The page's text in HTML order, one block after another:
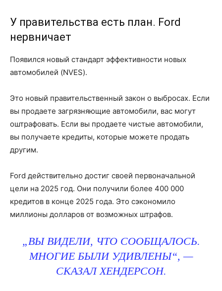
У правительства есть план. Ford
нервничает
Появился новый стандарт эффективности новых
автомобилей (NVES).
Это новый правительственный закон о выбросах. Если
вы продаете загрязняющие автомобили, вас могут
оштрафовать. Если вы продаете чистые автомобили,
вы получаете кредиты, которые можете продать
другим.
Ford действительно достиг своей первоначальной
цели на 2025 год. Они получили более 400 000
кредитов в конце 2025 года. Это сэкономило
миллионы долларов от возможных штрафов.
„ВЫ ВИДЕЛИ, ЧТО СООБЩАЛОСЬ.
МНОГИЕ БЫЛИ УДИВЛЕНЫ“, —
СКАЗАЛ ХЕНДЕРСОН.